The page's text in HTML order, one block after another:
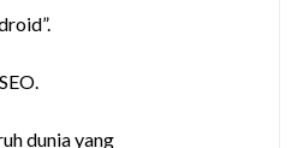
dunia yang